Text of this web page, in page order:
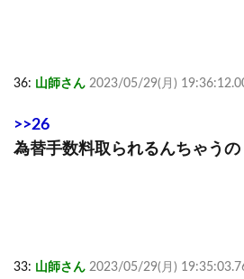
36: 山師さん 2023/05/29(月)
>>26
為替手数料取られるんちゃうの
33: 山師さん 2023/05/29(月)